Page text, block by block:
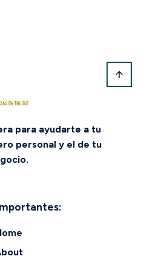
para ayudarte a tu
personal y el de tu